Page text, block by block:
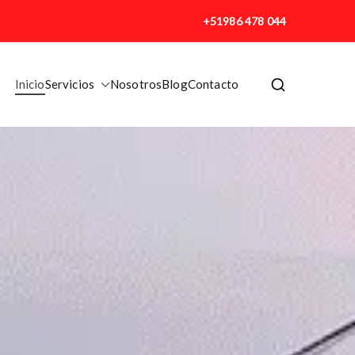
+51986 478 044
InicioServicios NosotrosBlogContacto